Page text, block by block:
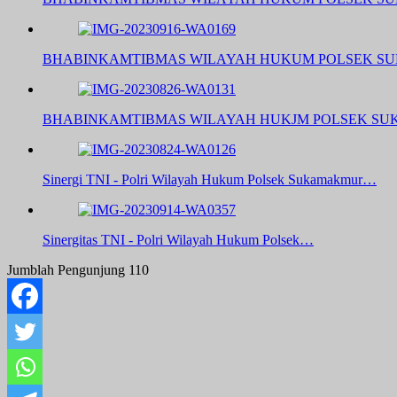
BHABINKAMTIBMAS WILAYAH HUKUM POLSEK
BHABINKAMTIBMAS WILAYAH HUKJM POLSEK
Sinergi TNI - Polri Wilayah Hukum Polsek Sukamakmur…
Sinergitas TNI - Polri Wilayah Hukum Polsek…
Jumblah Pengunjung 110